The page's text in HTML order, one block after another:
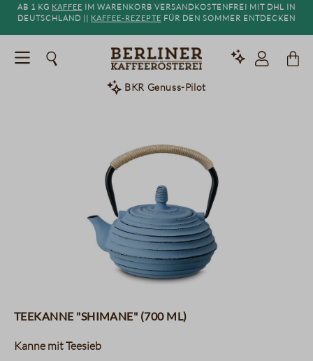
springen
Ab 1 kg Kaffee im Warenkorb versandkostenfrei mit DHL in
Deutschland || Kaffee-Rezepte für den Sommer entdecken
BKR Genuss-Pilot
Teekanne "Shimane" (700 ml)
Kanne mit Teesieb